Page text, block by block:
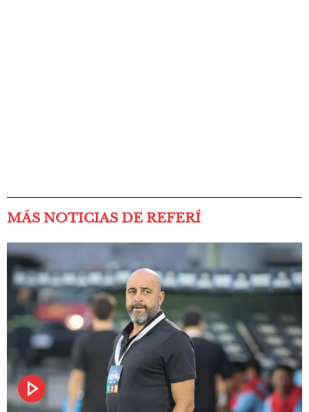
MÁS NOTICIAS DE REFERÍ